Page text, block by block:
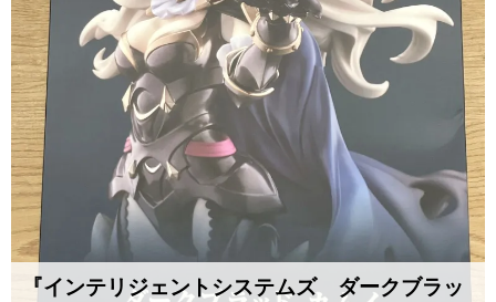
『インテリジェントシステムズ ダークブラッ